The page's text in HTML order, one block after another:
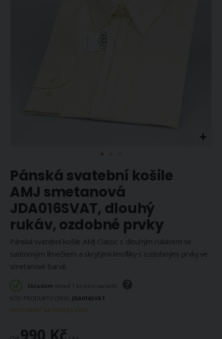
na
začátek
galerie
obrázky
Pánská svatební košile
AMJ smetanová
JDA016SVAT, dlouhý
rukáv, ozdobné prvky
Pánská svatební košile AMJ Classic s dlouhým rukávem se
saténovým límečkem a skrytými knoflíky s ozdobnými prvky ve
smetanové barvě.
Skladem ihned 1 ks (více variant)
KÓD PRODUKTU (SKU) JDA016SVAT
UPOZORNIT NA POKLES CENY
990 Kč